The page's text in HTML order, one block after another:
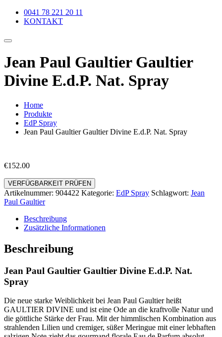
0041 78 221 20 11
KONTAKT
Jean Paul Gaultier Gaultier
Divine E.d.P. Nat. Spray
Home
Produkte
EdP Spray
Jean Paul Gaultier Gaultier Divine E.d.P. Nat. Spray
€152.00
VERFÜGBARKEIT PRÜFEN
Artikelnummer: 904422 Kategorie: EdP Spray Schlagwort: Jean
Paul Gaultier
Beschreibung
Zusätzliche Informationen
Beschreibung
Jean Paul Gaultier Gaultier Divine E.d.P. Nat.
Spray
Die neue starke Weiblichkeit bei Jean Paul Gaultier heißt
GAULTIER DIVINE und ist eine Ode an die kraftvolle Natur und
die göttliche Stärke der Frau. Mit der himmlischen Kombination aus
strahlenden Lilien und cremiger, süßer Meringue mit einer lebhaften